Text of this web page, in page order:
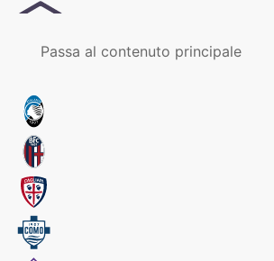
Passa al contenuto principale